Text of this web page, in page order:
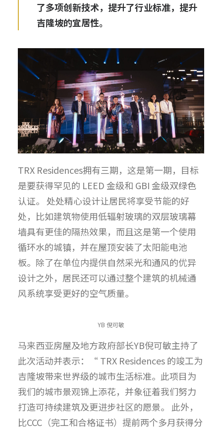
了多项创新技术，提升了行业标准，提升
吉隆坡的宜居性。
TRX Residences拥有三期，这是第一期，目标
是要获得罕见的 LEED 金级和 GBI 金级双绿色
认证。 处处精心设计让居民将享受节能的好
处，比如建筑物使用低辐射玻璃的双层玻璃幕
墙具有更佳的隔热效果，而且这是第一个使用
循环水的城镇，并在屋顶安装了太阳能电池
板。除了在单位内提供自然采光和通风的优异
设计之外，居民还可以通过整个建筑的机械通
风系统享受更好的空气质量。
YB 倪可敏
马来西亚房屋及地方政府部长YB倪可敏主持了
此次活动并表示：“ TRX Residences 的竣工为
吉隆坡带来世界级的城市生活标准。此项目为
我们的城市景观锦上添花，并象征着我们努力
打造可持续建筑及更进步社区的愿景。 此外，
比CCC（完工和合格证书）提前两个多月获得分